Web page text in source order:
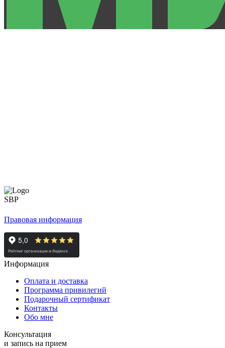
Правовая информация
Информация
Оплата и доставка
Программа привилегий
Подарочный сертификат
Контакты
Обо мне
Консультация
и запись на прием